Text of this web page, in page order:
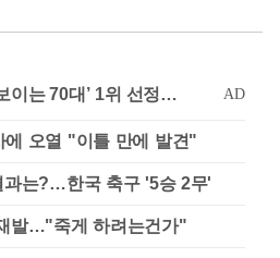
에 오열 "이틀 만에 발견"
과는?…한국 축구 '5승 2무'
발…"죽게 하려는건가"